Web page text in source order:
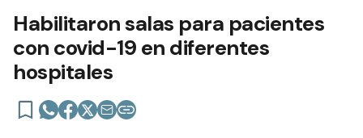
Habilitaron salas para pacientes
con covid-19 en diferentes
hospitales